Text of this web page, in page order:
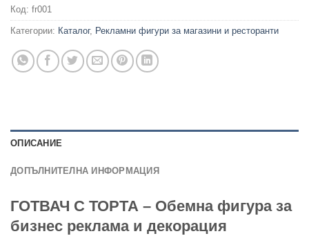
Код: fr001
Категории: Каталог, Рекламни фигури за магазини и ресторанти
ОПИСАНИЕ
ДОПЪЛНИТЕЛНА ИНФОРМАЦИЯ
ГОТВАЧ С ТОРТА – Обемна фигура за
бизнес реклама и декорация